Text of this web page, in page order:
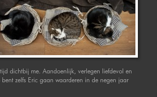
dichtbij me. Aandoenlijk, verlegen liefdevol en
zelfs Eric gaan waarderen in de negen jaar